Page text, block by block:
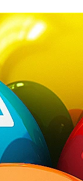
重要器官，但隨著